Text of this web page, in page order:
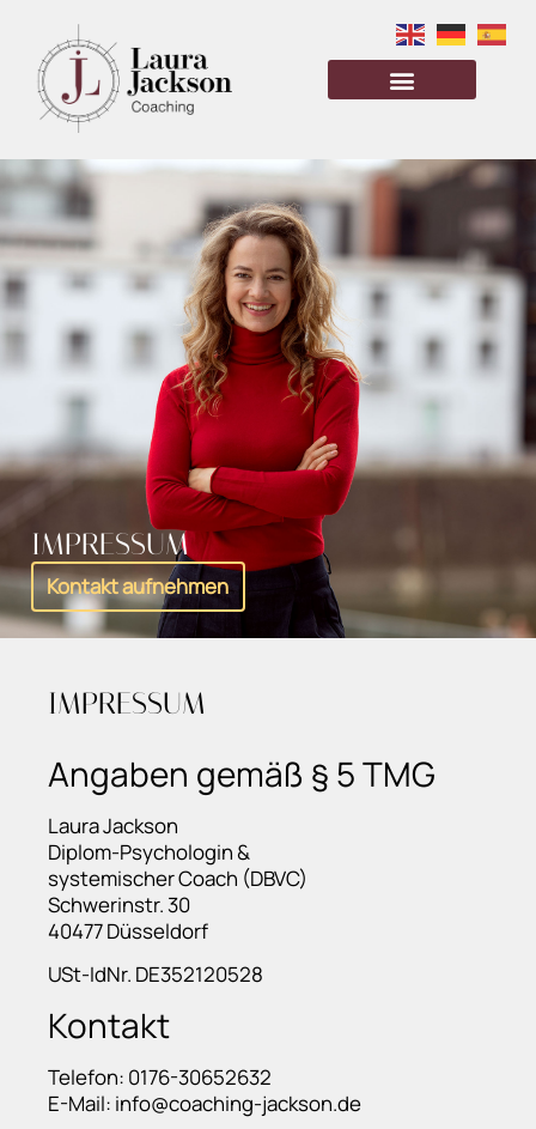
IMPRESSUM
Kontakt aufnehmen
IMPRESSUM
Angaben gemäß § 5 TMG
Laura Jackson
Diplom-Psychologin &
systemischer Coach (DBVC)
Schwerinstr. 30
40477 Düsseldorf
USt-IdNr. DE352120528
Kontakt
Telefon: 0176-30652632
E-Mail: info@coaching-jackson.de